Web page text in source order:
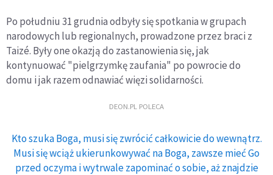
Po południu 31 grudnia odbyły się spotkania w grupach
narodowych lub regionalnych, prowadzone przez braci z
Taizé. Były one okazją do zastanowienia się, jak
kontynuować "pielgrzymkę zaufania" po powrocie do
domu i jak razem odnawiać więzi solidarności.
DEON.PL POLECA
Kto szuka Boga, musi się zwrócić całkowicie do wewnątrz.
Musi się wciąż ukierunkowywać na Boga, zawsze mieć Go
przed oczyma i wytrwale zapominać o sobie, aż znajdzie